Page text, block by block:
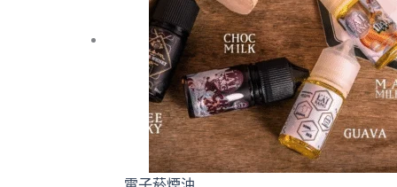
多
種
款
式。
可
在
產
品